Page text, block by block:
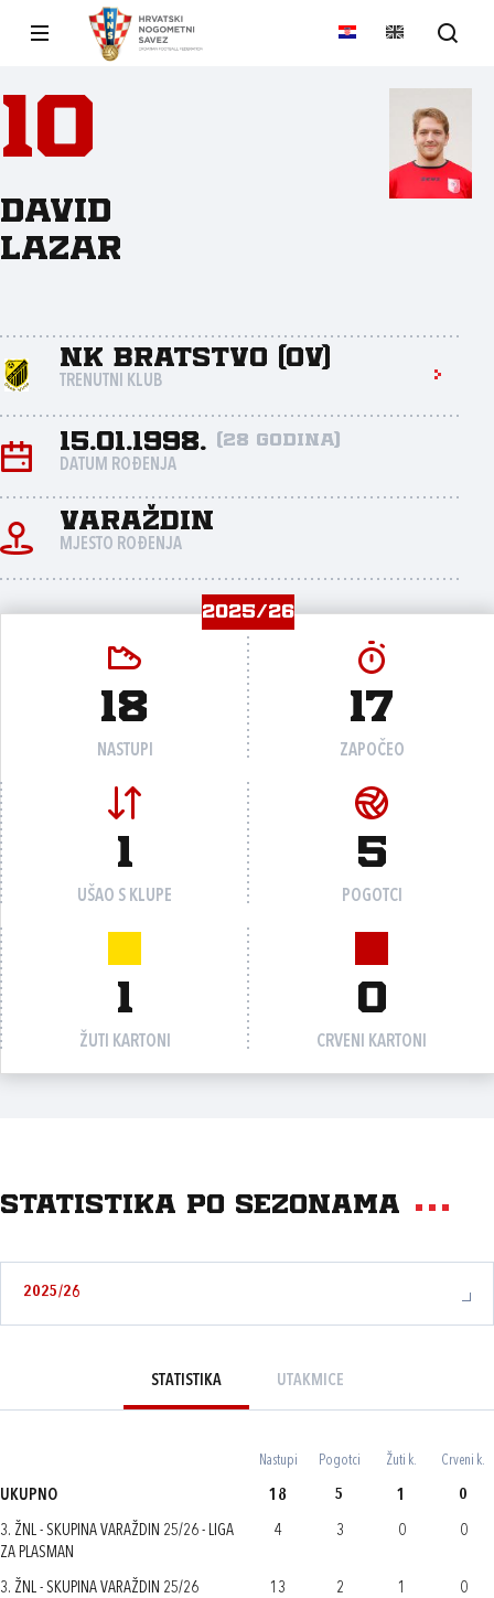
10
David
Lazar
NK Bratstvo (OV)
TRENUTNI KLUB
15.01.1998. (28 godina)
DATUM ROĐENJA
Varaždin
MJESTO ROĐENJA
2025/26
18
NASTUPI
17
ZAPOČEO
1
UŠAO S KLUPE
5
POGOTCI
1
ŽUTI KARTONI
0
CRVENI KARTONI
Statistika po sezonama
2025/26
STATISTIKA UTAKMICE
Nastupi Pogotci Žuti k. Crveni k.
UKUPNO 18 5 1 0
3. ŽNL - SKUPINA VARAŽDIN 25/26 - LIGA
ZA PLASMAN
4 3 0 0
3. ŽNL - SKUPINA VARAŽDIN 25/26 13 2 1 0